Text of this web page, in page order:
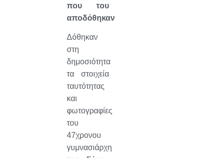
που του
αποδόθηκαν
Δόθηκαν
στη
δημοσιότητα
τα στοιχεία
ταυτότητας
και
φωτογραφίες
του
47χρονου
γυμνασιάρχη